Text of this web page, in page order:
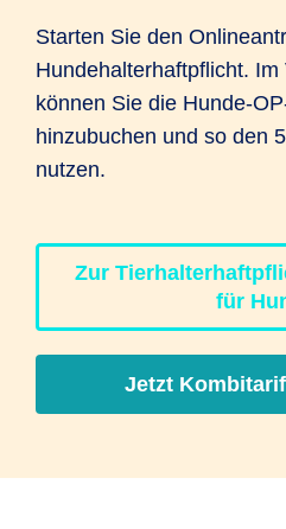
Starten Sie den
Hundehalterhaftpflicht.
können Sie die Hunde-
hinzubuchen und so den
nutzen.
Zur
für
Jetzt